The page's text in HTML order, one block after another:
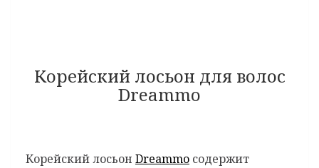
Корейский лосьон для волос
Dreammo
Корейский лосьон Dreammoсодержит